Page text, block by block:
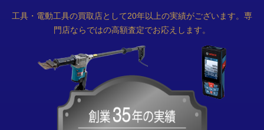
工具・電動工具の買取店として20年以上の実績がございます。専
門店ならではの高額査定でお応えします。